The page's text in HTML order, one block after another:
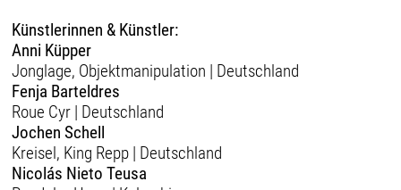
Künstlerinnen & Künstler:
Anni Küpper
Jonglage, Objektmanipulation | Deutschland
Fenja Barteldres
Roue Cyr | Deutschland
Jochen Schell
Kreisel, King Repp | Deutschland
Nicolás Nieto Teusa